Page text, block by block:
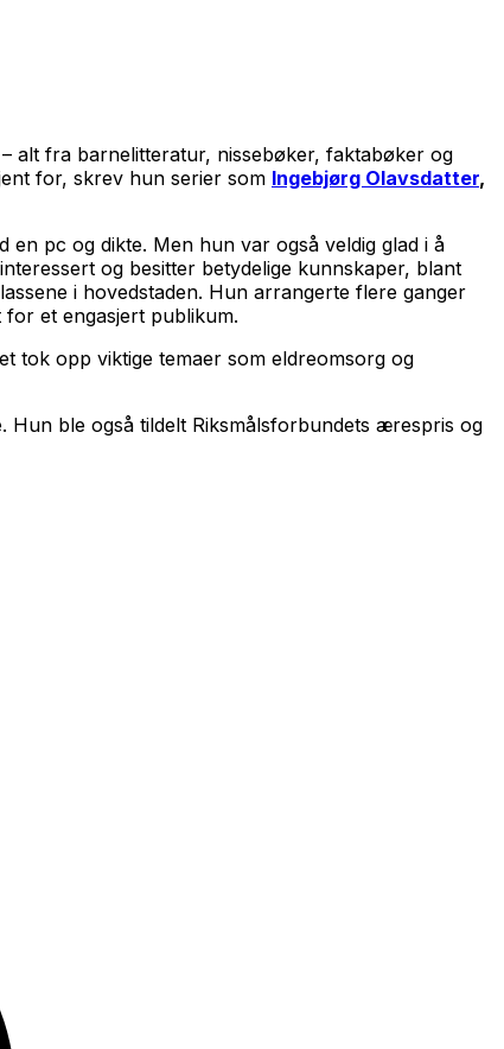
alt fra barnelitteratur, nissebøker, faktabøker og
for, skrev hun serier som Ingebjørg Olavsdatter,
pc og dikte. Men hun var også veldig glad i å
og besitter betydelige kunnskaper, blant
i hovedstaden. Hun arrangerte flere ganger
et engasjert publikum.
tok opp viktige temaer som eldreomsorg og
Hun ble også tildelt Riksmålsforbundets ærespris og